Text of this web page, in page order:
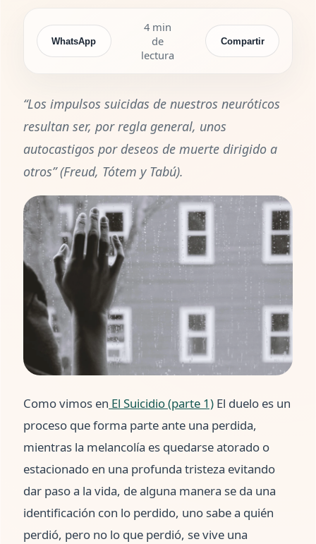
WhatsApp
4 min
de
lectura
Compartir
“Los impulsos suicidas de nuestros neuróticos
resultan ser, por regla general, unos
autocastigos por deseos de muerte dirigido a
otros” (Freud, Tótem y Tabú).
Como vimos en El Suicidio (parte 1) El duelo es un
proceso que forma parte ante una perdida,
mientras la melancolía es quedarse atorado o
estacionado en una profunda tristeza evitando
dar paso a la vida, de alguna manera se da una
identificación con lo perdido, uno sabe a quién
perdió, pero no lo que perdió, se vive una